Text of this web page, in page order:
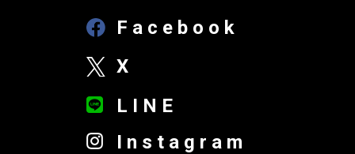
Facebook
X
LINE
Instagram